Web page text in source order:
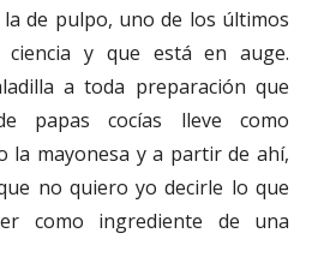
de pulpo, uno de los últimos
ciencia y que está en auge.
a toda preparación que
papas cocías lleve como
la mayonesa y a partir de ahí,
no quiero yo decirle lo que
como ingrediente de una